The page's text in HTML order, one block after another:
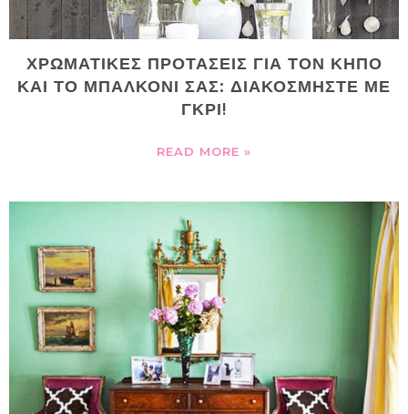
ΧΡΩΜΑΤΙΚΕΣ ΠΡΟΤΑΣΕΙΣ ΓΙΑ ΤΟΝ ΚΗΠΟ
ΚΑΙ ΤΟ ΜΠΑΛΚΟΝΙ ΣΑΣ: ΔΙΑΚΟΣΜΗΣΤΕ ΜΕ
ΓΚΡΙ!
READ MORE »